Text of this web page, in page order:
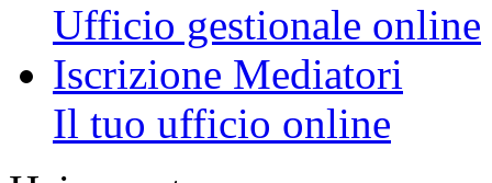
Ufficio gestionale online
Iscrizione Mediatori
Il tuo ufficio online